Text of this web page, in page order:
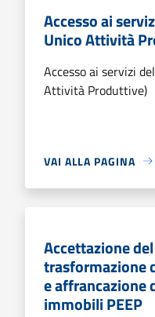
Accesso ai
Unico Attività
Accesso ai servizi
Attività Produttive)
VAI ALLA PAGINA
Accettazione
trasformazione
e affrancazione
immobili PEEP